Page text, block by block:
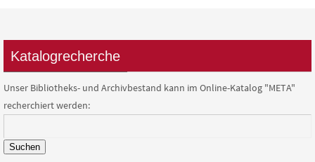
Katalogrecherche
Unser Bibliotheks- und Archivbestand kann im Online-Katalog "META"
recherchiert werden:
Suchen